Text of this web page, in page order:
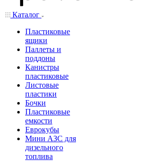
Каталог
Пластиковые
ящики
Паллеты и
поддоны
Канистры
пластиковые
Листовые
пластики
Бочки
Пластиковые
емкости
Еврокубы
Мини АЗС для
дизельного
топлива